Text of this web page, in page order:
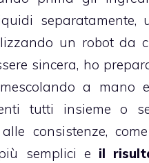
separatamente,
un robot da
sincera, ho
a mano
tutti insieme o
consistenze,
semplici e il